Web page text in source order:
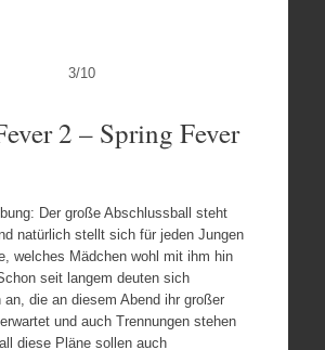
3/10
2 – Spring Fever
Der große Abschlussball steht
natürlich stellt sich für jeden Jungen
welches Mädchen wohl mit ihm hin
seit langem deuten sich
an, die an diesem Abend ihr großer
und auch Trennungen stehen
diese Pläne sollen auch